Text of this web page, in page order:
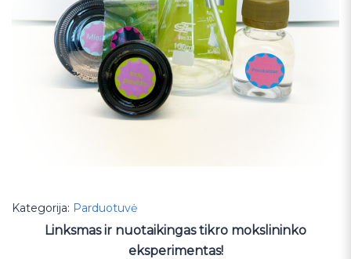
Kategorija: Parduotuvė
Linksmas ir nuotaikingas tikro mokslininko
eksperimentas!